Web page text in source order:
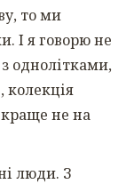
то ми
І я говорю не
однолітками,
колекція
не на
люди. З